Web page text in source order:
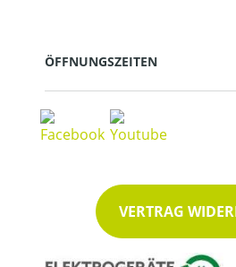
ÖFFNUNGSZEITEN
VERTRAG